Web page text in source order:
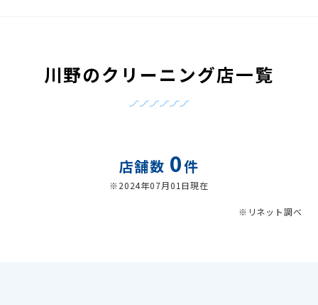
川野のクリーニング店一覧
店舗数 0件
※2024年07月01日現在
※リネット調べ